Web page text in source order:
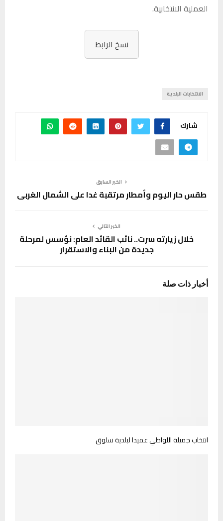
العملية الانتخابية.
نسخ الرابط
الانتخابات البلدية
شارك
الخبر السابق
طقس حار اليوم وأمطار مرتقبة غدا على الشمال الغربي
الخبر التالي
خلال زيارته سرت.. نائب القائد العام: نؤسس لمرحلة
جديدة من البناء والاستقرار
أخبار ذات صلة
انتخاب جميلة اللواطي عميدا لبلدية سلوق